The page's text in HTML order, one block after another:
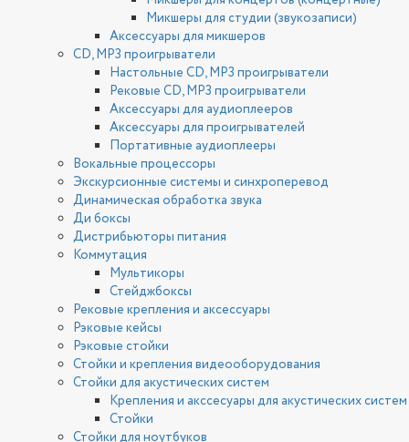
Микшеры для студии (звукозаписи)
Аксессуары для микшеров
CD, MP3 проигрыватели
Настольные CD, MP3 проигрыватели
Рековые CD, MP3 проигрыватели
Аксессуары для аудиоплееров
Аксессуары для проигрывателей
Портативные аудиоплееры
Вокальные процессоры
Экскурсионные системы и синхроперевод
Динамическая обработка звука
Ди боксы
Дистрибьюторы питания
Коммутация
Мультикоры
Стейджбоксы
Рековые крепления и аксессуары
Рэковые кейсы
Рэковые стойки
Стойки и крепления видеооборудования
Стойки для акустических систем
Крепления и акссесуары для акустических систем
Стойки
Стойки для ноутбуков